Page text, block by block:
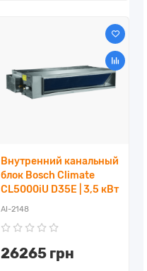
Внутренний канальный
блок Bosch Climate
CL5000iU D35E | 3,5 кВт
AI-2148
26265 грн